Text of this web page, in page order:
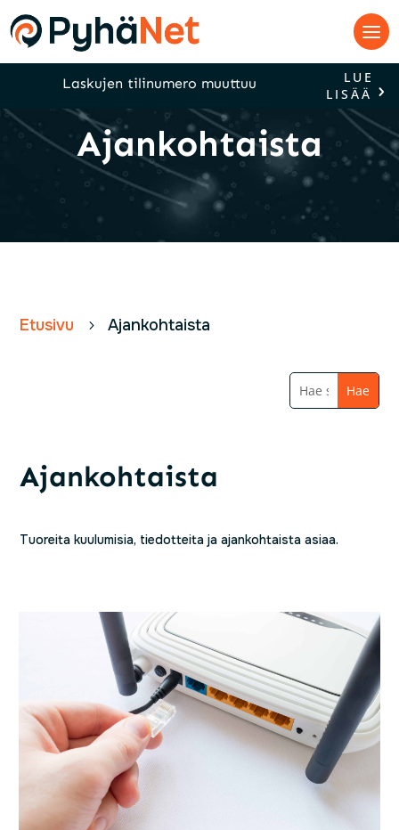
Laskujen tilinumero muuttuu
LUE
LISÄÄ
Ajankohtaista
Etusivu 5 Ajankohtaista
Ajankohtaista
Tuoreita kuulumisia, tiedotteita ja ajankohtaista asiaa.